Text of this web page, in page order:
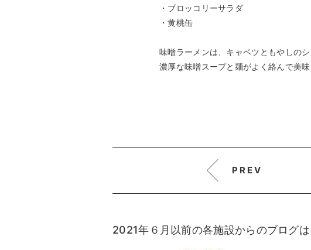
・ブロッコリーサラダ
・黄桃缶
味噌ラーメンは、キャベツともやしの
濃厚な味噌スープと麺がよく絡んで美味
PREV
2021年６月以前の各施設からのブログ